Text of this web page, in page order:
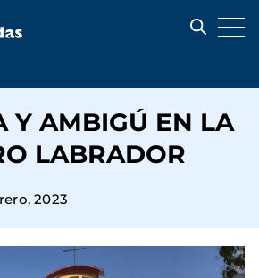
Y AMBIGÚ EN LA
LABRADOR
2023